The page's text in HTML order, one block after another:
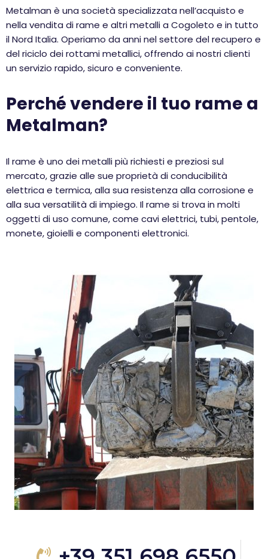
Metalman è una società specializzata nell’acquisto e
nella vendita di rame e altri metalli a Cogoleto e in tutto
il Nord Italia. Operiamo da anni nel settore del recupero e
del riciclo dei rottami metallici, offrendo ai nostri clienti
un servizio rapido, sicuro e conveniente.
Perché vendere il tuo rame a
Metalman?
Il rame è uno dei metalli più richiesti e preziosi sul
mercato, grazie alle sue proprietà di conducibilità
elettrica e termica, alla sua resistenza alla corrosione e
alla sua versatilità di impiego. Il rame si trova in molti
oggetti di uso comune, come cavi elettrici, tubi, pentole,
monete, gioielli e componenti elettronici.